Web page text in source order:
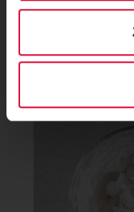
Ubij śmietankę na